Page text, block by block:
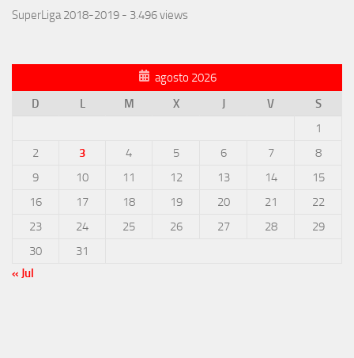
SuperLiga 2018-2019 - 3.496 views
agosto 2026
D
L M X J V
S
1
2
3 4 5 6 7
8
9
10 11 12 13 14
15
16
17 18 19 20 21
22
23
24 25 26 27 28
29
30
31
« Jul